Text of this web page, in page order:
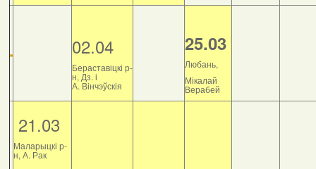
02.04
Бераставіцкі р-
н, Дз. і
А. Вінчэўскія
25.03
Любань,
Мікалай
Верабей
21.03
Маларыцкі р-
н, А. Рак